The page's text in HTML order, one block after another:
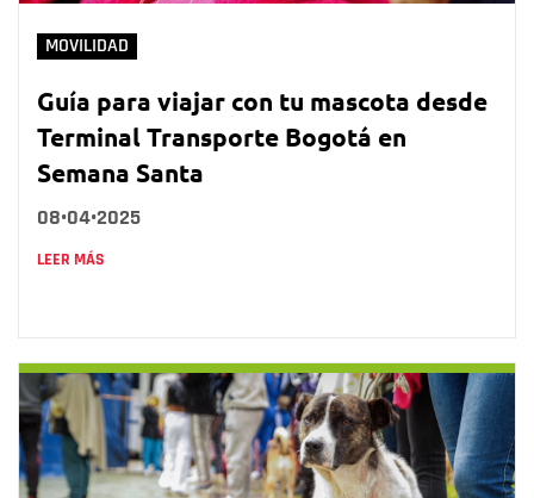
MOVILIDAD
Guía para viajar con tu mascota desde
Terminal Transporte Bogotá en
Semana Santa
08•04•2025
LEER MÁS